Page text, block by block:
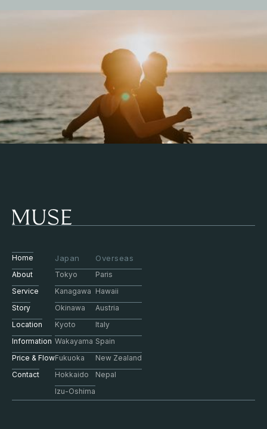
Home
About
Service
Story
Location
Information
Price & Flow
Contact
Japan
Tokyo
Kanagawa
Okinawa
Kyoto
Wakayama
Fukuoka
Hokkaido
Izu-Oshima
Overseas
Paris
Hawaii
Austria
Italy
Spain
New Zealand
Nepal